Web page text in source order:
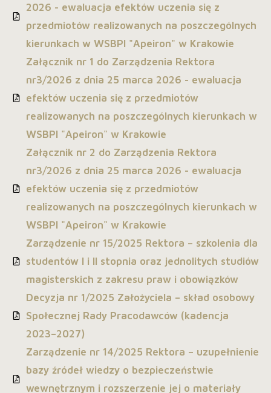
2026 - ewaluacja efektów uczenia się z
przedmiotów realizowanych na poszczególnych
kierunkach w WSBPI "Apeiron" w Krakowie
Załącznik nr 1 do Zarządzenia Rektora
nr3/2026 z dnia 25 marca 2026 - ewaluacja
efektów uczenia się z przedmiotów
realizowanych na poszczególnych kierunkach w
WSBPI "Apeiron" w Krakowie
Załącznik nr 2 do Zarządzenia Rektora
nr3/2026 z dnia 25 marca 2026 - ewaluacja
efektów uczenia się z przedmiotów
realizowanych na poszczególnych kierunkach w
WSBPI "Apeiron" w Krakowie
Zarządzenie nr 15/2025 Rektora – szkolenia dla
studentów I i II stopnia oraz jednolitych studiów
magisterskich z zakresu praw i obowiązków
Decyzja nr 1/2025 Założyciela – skład osobowy
Społecznej Rady Pracodawców (kadencja
2023–2027)
Zarządzenie nr 14/2025 Rektora – uzupełnienie
bazy źródeł wiedzy o bezpieczeństwie
wewnętrznym i rozszerzenie jej o materiały